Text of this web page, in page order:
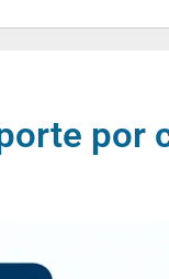
por